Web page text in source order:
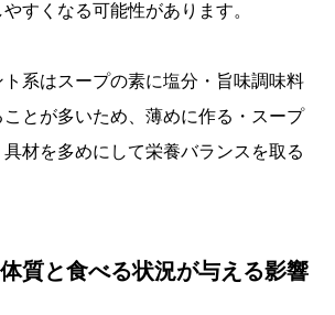
すくなる可能性があります。
ト系はスープの素に塩分・旨味調味料
とが多いため、薄めに作る・スープ
材を多めにして栄養バランスを取る
質と食べる状況が与える影響